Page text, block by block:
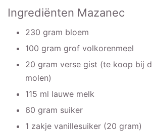
Ingrediënten Mazanec
230 gram bloem
100 gram grof volkorenmeel
20 gram verse gist (te koop bij
molen)
115 ml lauwe melk
60 gram suiker
1 zakje vanillesuiker (20 gram)